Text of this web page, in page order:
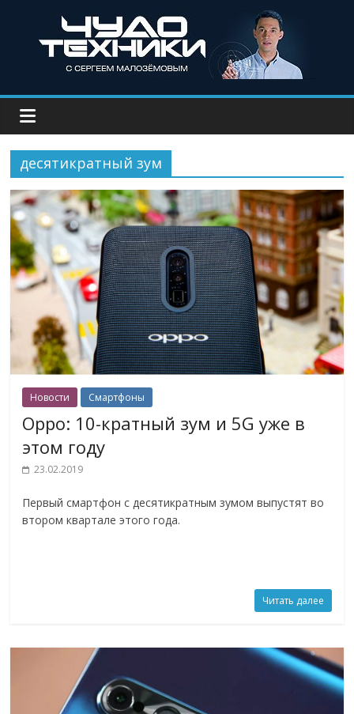
десятикратный зум
Новости Смартфоны
Oppo: 10-кратный зум и 5G уже в
этом году
23.02.2019
Первый смартфон с десятикратным зумом выпустят во
втором квартале этого года.
Читать далее